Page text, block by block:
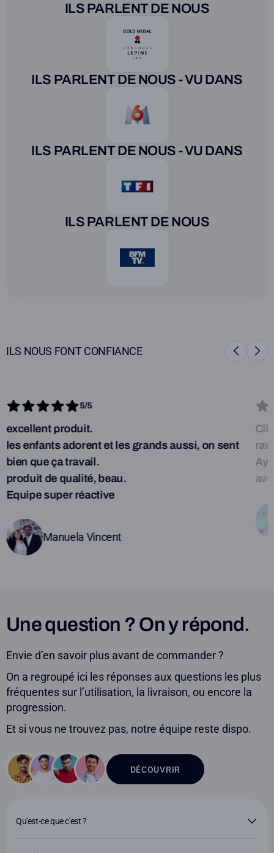
ILS PARLENT DE NOUS
ILS PARLENT DE NOUS - VU DANS
ILS PARLENT DE NOUS - VU DANS
ILS PARLENT DE NOUS
ILS NOUS FONT CONFIANCE
5/5
excellent produit.
les enfants adorent et les grands aussi, on sent
bien que ça travail.
produit de qualité, beau.
Equipe super réactive
Manuela Vincent
Une question ? On y répond.
Envie d’en savoir plus avant de commander ?
On a regroupé ici les réponses aux questions les plus
fréquentes sur l’utilisation, la livraison, ou encore la
progression.
Et si vous ne trouvez pas, notre équipe reste dispo.
DÉCOUVRIR
Qu'est-ce que c'est ?